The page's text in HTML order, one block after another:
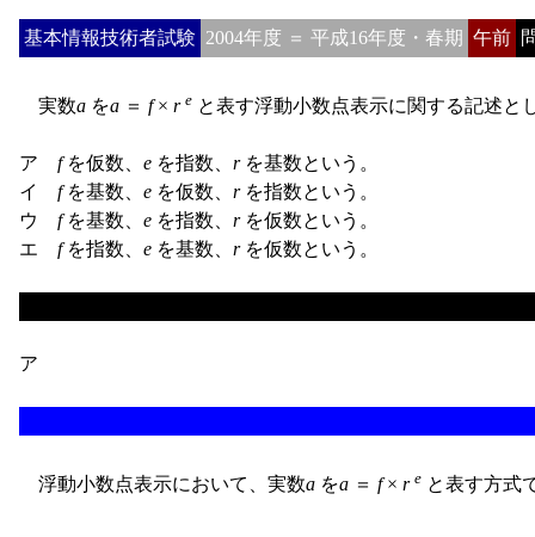
基本情報技術者試験 2004年度 ＝ 平成16年度・春期 午前
実数a をa ＝ f× r e と表す浮動小数点表示に関する記述と
ア fを仮数、 e を指数、 rを基数という。
イ fを基数、 e を仮数、 rを指数という。
ウ fを基数、 e を指数、 rを仮数という。
エ fを指数、 e を基数、 rを仮数という。
ア
浮動小数点表示において、実数a をa ＝ f× r e と表す方式